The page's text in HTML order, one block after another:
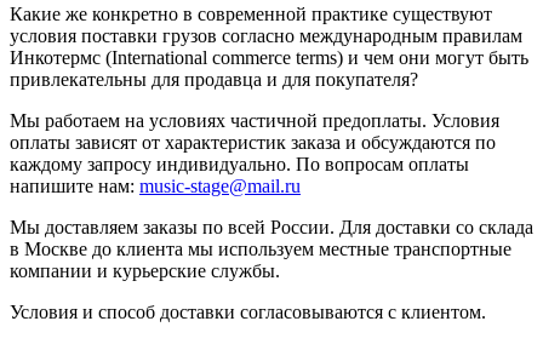
Какие же конкретно в современной практике существуют
условия поставки грузов согласно международным правилам
Инкотермс (International commerce terms) и чем они могут быть
привлекательны для продавца и для покупателя?
Мы работаем на условиях частичной предоплаты. Условия
оплаты зависят от характеристик заказа и обсуждаются по
каждому запросу индивидуально. По вопросам оплаты
напишите нам: music-stage@mail.ru
Мы доставляем заказы по всей России. Для доставки со склада
в Москве до клиента мы используем местные транспортные
компании и курьерские службы.
Условия и способ доставки согласовываются с клиентом.